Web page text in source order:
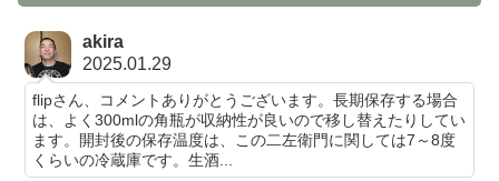
akira
2025.01.29
flipさん、コメントありがとうございます。長期保存する場合
は、よく300mlの角瓶が収納性が良いので移し替えたりしてい
ます。開封後の保存温度は、この二左衛門に関しては7～8度
くらいの冷蔵庫です。生酒...